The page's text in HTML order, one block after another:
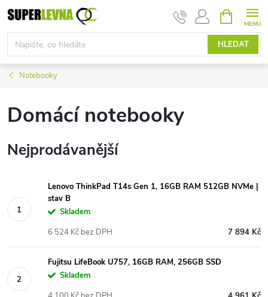
Přejít
na
obsah
HLEDAT
NÁKUPNÍ
KOŠÍK
Notebooky
Domácí notebooky
Nejprodávanější
Lenovo ThinkPad T14s Gen 1, 16GB RAM 512GB NVMe |
stav B
Skladem
7 894 Kč
6 524 Kč bez DPH
Fujitsu LifeBook U757, 16GB RAM, 256GB SSD
Skladem